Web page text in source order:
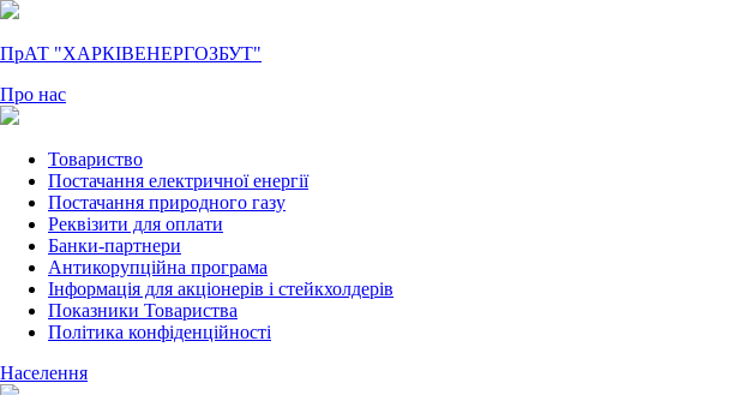
ПрАТ "ХАРКІВЕНЕРГОЗБУТ"
Про нас
Товариство
Постачання електричної енергії
Постачання природного газу
Реквізити для оплати
Банки-партнери
Антикорупційна програма
Інформація для акціонерів і стейкхолдерів
Показники Товариства
Політика конфіденційності
Населення